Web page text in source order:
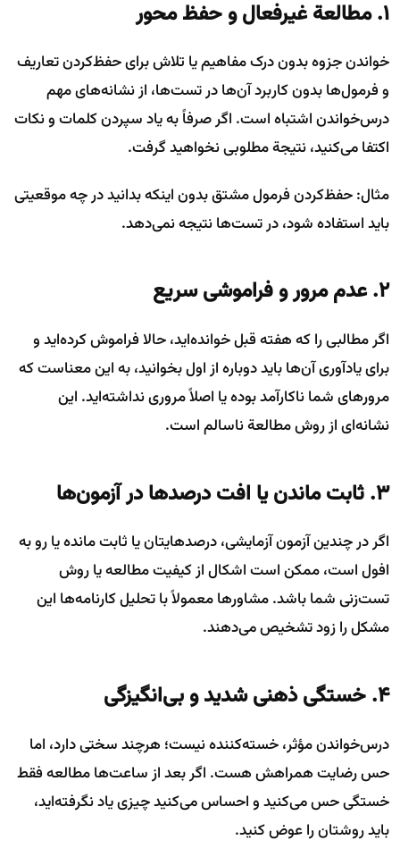
۱. مطالعة غیرفعال و حفظ محور
خواندن جزوه بدون درک مفاهیم یا تلاش برای حفظ‌کردن تعاریف
و فرمول‌ها بدون کاربرد آن‌ها در تست‌ها، از نشانه‌های مهم
درس‌خواندن اشتباه است. اگر صرفاً به یاد سپردن کلمات و نکات
اکتفا می‌کنید، نتیجة مطلوبی نخواهید گرفت.
مثال: حفظ‌کردن فرمول مشتق بدون اینکه بدانید در چه موقعیتی
باید استفاده شود، در تست‌ها نتیجه نمی‌دهد.
۲. عدم مرور و فراموشی سریع
اگر مطالبی را که هفته قبل خوانده‌اید، حالا فراموش کرده‌اید و
برای یادآوری آن‌ها باید دوباره از اول بخوانید، به این معناست که
مرورهای شما ناکارآمد بوده یا اصلاً مروری نداشته‌اید. این
نشانه‌ای از روش مطالعة ناسالم است.
۳. ثابت ماندن یا افت درصدها در آزمون‌ها
اگر در چندین آزمون آزمایشی، درصدهایتان یا ثابت مانده یا رو به
افول است، ممکن است اشکال از کیفیت مطالعه یا روش
تست‌زنی شما باشد. مشاورها معمولاً با تحلیل کارنامه‌ها این
مشکل را زود تشخیص می‌دهند.
۴. خستگی ذهنی شدید و بی‌انگیزگی
درس‌خواندن مؤثر، خسته‌کننده نیست؛ هرچند سختی دارد، اما
حس رضایت همراهش هست. اگر بعد از ساعت‌ها مطالعه فقط
خستگی حس می‌کنید و احساس می‌کنید چیزی یاد نگرفته‌اید،
باید روشتان را عوض کنید.